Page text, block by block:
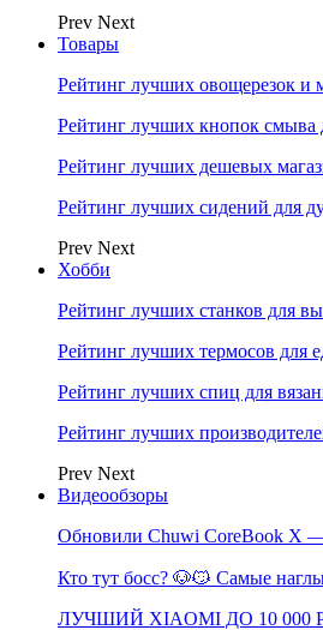
Prev Next
Товары
Рейтинг лучших овощерезок и
Рейтинг лучших кнопок смыва
Рейтинг лучших дешевых
Рейтинг лучших сидений для
Prev Next
Хобби
Рейтинг лучших станков для
Рейтинг лучших термосов для
Рейтинг лучших спиц для
Рейтинг лучших
Prev Next
Видеообзоры
Обновили Chuwi CoreBook X —
Кто тут босс? 🐶😼 Самые
ЛУЧШИЙ XIAOMI ДО 10 000